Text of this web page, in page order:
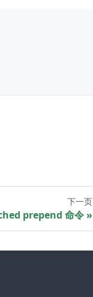
下一页
prepend 命令